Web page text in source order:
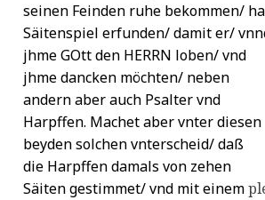
seinen Feinden ruhe bekommen/
Säitenspiel erfunden/ damit er/
jhmeGOtt den HERRN loben/ vnd
jhme dancken möchten/ neben
andern aber auch Psalter vnd
Harpffen. Machet aber vnter diesen
beyden solchen vnterscheid/ daß
die Harpffen damals von zehen
Säiten gestimmet/ vnd mit einem